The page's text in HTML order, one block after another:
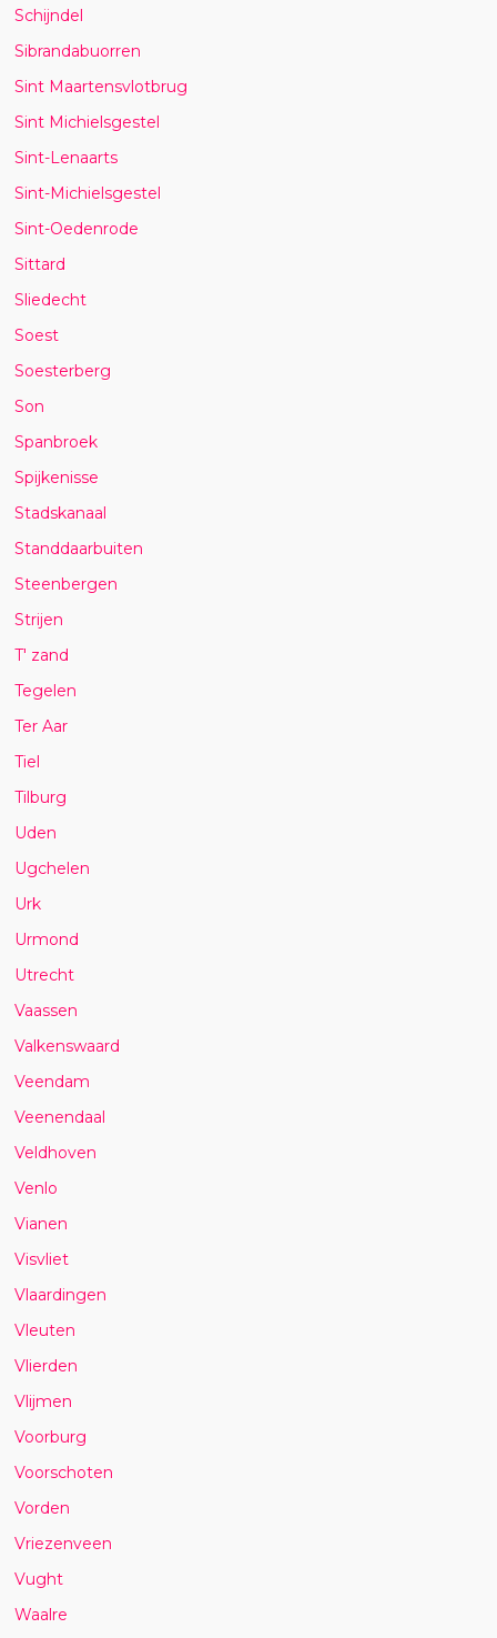
Schijndel
Sibrandabuorren
Sint Maartensvlotbrug
Sint Michielsgestel
Sint-Lenaarts
Sint-Michielsgestel
Sint-Oedenrode
Sittard
Sliedecht
Soest
Soesterberg
Son
Spanbroek
Spijkenisse
Stadskanaal
Standdaarbuiten
Steenbergen
Strijen
T' zand
Tegelen
Ter Aar
Tiel
Tilburg
Uden
Ugchelen
Urk
Urmond
Utrecht
Vaassen
Valkenswaard
Veendam
Veenendaal
Veldhoven
Venlo
Vianen
Visvliet
Vlaardingen
Vleuten
Vlierden
Vlijmen
Voorburg
Voorschoten
Vorden
Vriezenveen
Vught
Waalre